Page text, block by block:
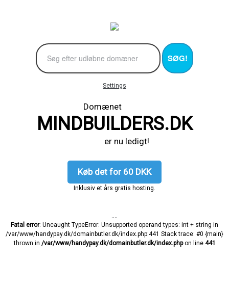
SØG!
Settings
Domænet
MINDBUILDERS.DK
er nu ledigt!
Køb det for 60 DKK
Inklusiv et års gratis hosting.
Fatal error: Uncaught TypeError: Unsupported operand types: int + string in
/var/www/handypay.dk/domainbutler.dk/index.php:441 Stack trace: #0 {main}
thrown in /var/www/handypay.dk/domainbutler.dk/index.phpon line 441